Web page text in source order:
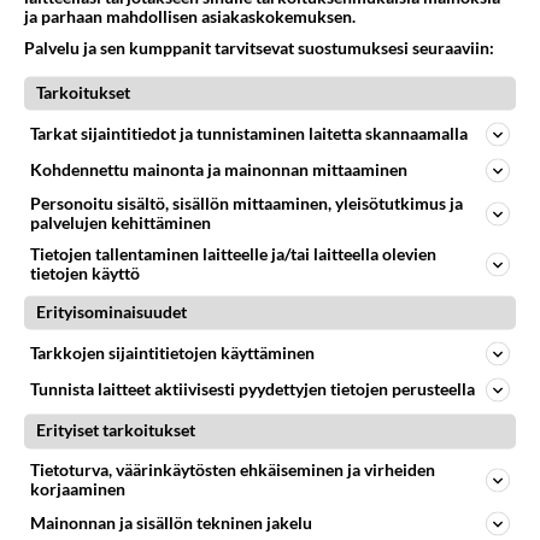
05.08.2026 05:51 Kotimaiset julkkisjuorut
Tiesitkö? Martina Aitolehden isäpuoli on tämä suosittu laulaja
Martina Aitolehti on seurattu julkisuuden henkilö. Lähipiiriin mahtuu muitakin tunnettuja henkilöitä. Tiesitkö, että Ma
05.08.2026 07:23
26
651
Miia Heikkinen avautui !
04.08.2026 04:27
Judo
637
Mitä uskot hänen ajattelevan sinusta?
😇
04.08.2026 18:30
47
634
Mitä töitä kaivattusi on tehnyt?
05.08.2026 13:25
Ikävä
57
628
Voiko meidän välit
Koskaan parantua tästä?
05.08.2026 05:34
46
586
ja parhaan mahdollisen asiakaskokemuksen.
Palvelu ja sen kumppanit tarvitsevat suostumuksesi seuraaviin:
Tarkoitukset
Tarkat sijaintitiedot ja tunnistaminen laitetta skannaamalla
Kohdennettu mainonta ja mainonnan mittaaminen
Personoitu sisältö, sisällön mittaaminen, yleisötutkimus ja
palvelujen kehittäminen
Tietojen tallentaminen laitteelle ja/tai laitteella olevien
tietojen käyttö
Erityisominaisuudet
Tarkkojen sijaintitietojen käyttäminen
Tunnista laitteet aktiivisesti pyydettyjen tietojen perusteella
Erityiset tarkoitukset
Tietoturva, väärinkäytösten ehkäiseminen ja virheiden
korjaaminen
Mainonnan ja sisällön tekninen jakelu